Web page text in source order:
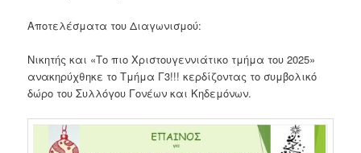
Αποτελέσματα του Διαγωνισμού:
Νικητής και «Το πιο Χριστουγεννιάτικο τμήμα του 2025»
ανακηρύχθηκε το Τμήμα Γ3!!! κερδίζοντας το συμβολικό
δώρο του Συλλόγου Γονέων και Κηδεμόνων.